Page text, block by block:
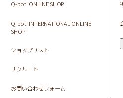
Q-pot. ONLINE SHOP
Q-pot. INTERNATIONAL ONLINE
SHOP
ショップリスト
リクルート
お問い合わせフォーム